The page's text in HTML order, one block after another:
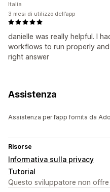
danielle was really helpful. I
workflows to run properly
right answer
Italia
3 mesi di utilizzo dell’app
Assistenza
Assistenza per l’app fornita da
Risorse
Informativa sulla privacy
Tutorial
Questo sviluppatore non